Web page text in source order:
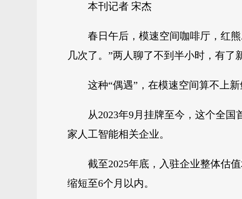
本刊记者 宋杰
春日午后，模速空间咖啡厅，红
几次了。”两人聊了不到半小时，有了
这种“偶遇”，在模速空间算不上新
从2023年9月挂牌至今，这个全
家人工智能相关企业。
截至2025年底，入驻企业整体估
缩短至6个月以内。